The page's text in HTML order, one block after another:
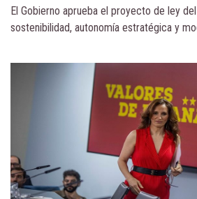
El Gobierno aprueba el proyecto de ley
sostenibilidad, autonomía estratégica y